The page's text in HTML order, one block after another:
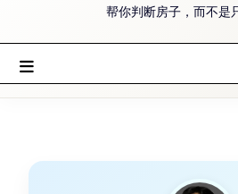
帮你判断房子，而不是